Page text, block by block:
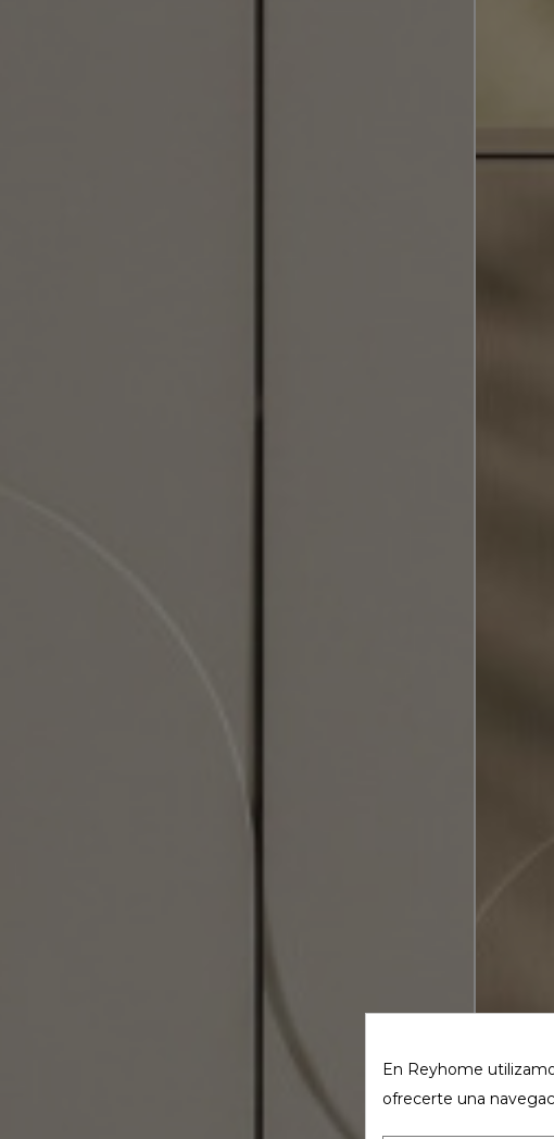
En Reyhome
ofrecerte una